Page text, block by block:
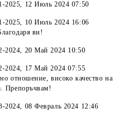
2025, 12 Июль 2024 07:50
2025, 10 Июль 2024 16:06
ви!
2024, 20 Май 2024 10:50
2024, 17 Май 2024 07:55
отношение, високо качество на
Препоръчвам!
2024, 08 Февраль 2024 12:46